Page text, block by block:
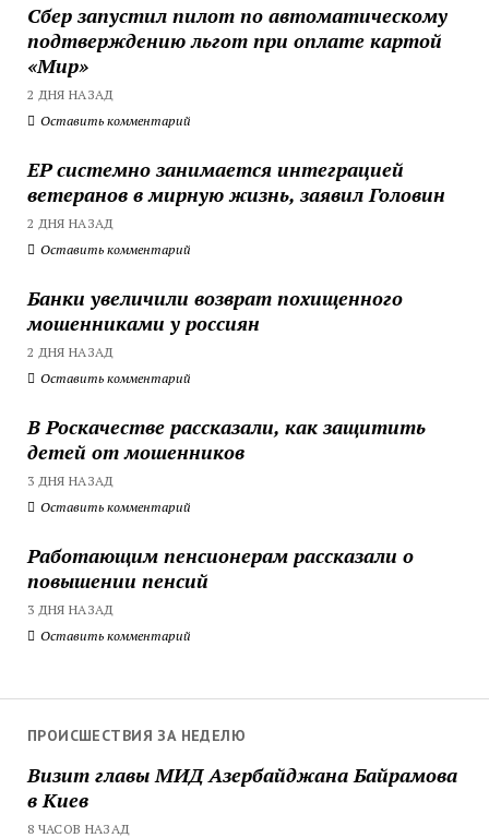
Сбер запустил пилот по автоматическому
подтверждению льгот при оплате картой
«Мир»
2 ДНЯ НАЗАД
Оставить комментарий
ЕР системно занимается интеграцией
ветеранов в мирную жизнь, заявил Головин
2 ДНЯ НАЗАД
Оставить комментарий
Банки увеличили возврат похищенного
мошенниками у россиян
2 ДНЯ НАЗАД
Оставить комментарий
В Роскачестве рассказали, как защитить
детей от мошенников
3 ДНЯ НАЗАД
Оставить комментарий
Работающим пенсионерам рассказали о
повышении пенсий
3 ДНЯ НАЗАД
Оставить комментарий
ПРОИСШЕСТВИЯ ЗА НЕДЕЛЮ
Визит главы МИД Азербайджана Байрамова
в Киев
8 ЧАСОВ НАЗАД